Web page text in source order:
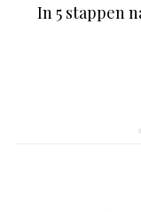
In 5 stappen